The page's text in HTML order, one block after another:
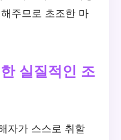
주므로 초조한 마
실질적인 조
자가 스스로 취할